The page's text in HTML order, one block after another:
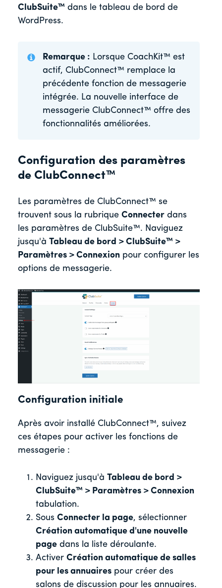
ClubSuite™ dans le tableau de bord de
WordPress.
Remarque : Lorsque CoachKit™ est
actif, ClubConnect™ remplace la
précédente fonction de messagerie
intégrée. La nouvelle interface de
messagerie ClubConnect™ offre des
fonctionnalités améliorées.
Configuration des paramètres
de ClubConnect™
Les paramètres de ClubConnect™ se
trouvent sous la rubrique Connecter dans
les paramètres de ClubSuite™. Naviguez
jusqu'à Tableau de bord > ClubSuite™ >
Paramètres > Connexion pour configurer les
options de messagerie.
Configuration initiale
Après avoir installé ClubConnect™, suivez
ces étapes pour activer les fonctions de
messagerie :
Naviguez jusqu'à Tableau de bord >
ClubSuite™ > Paramètres > Connexion
tabulation.
Sous Connecter la page, sélectionner
Création automatique d'une nouvelle
page dans la liste déroulante.
Activer Création automatique de salles
pour les annuaires pour créer des
salons de discussion pour les annuaires.